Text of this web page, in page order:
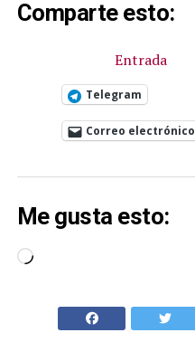
Comparte esto:
Entrada
Telegram
Correo electrónico
Me gusta esto:
Cargando...